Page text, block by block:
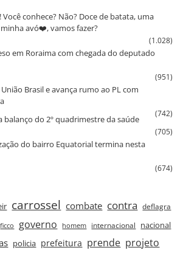
conhece? Não? Doce de batata, uma
avó❤️, vamos fazer?
(1.028)
em Roraima com chegada do deputado
(951)
Brasil e avança rumo ao PL com
(742)
balanço do 2º quadrimestre da saúde
(705)
do bairro Equatorial termina nesta
(674)
carrossel combate contra deflagra
ficco governo homem internacional nacional
policia prefeitura prende projeto